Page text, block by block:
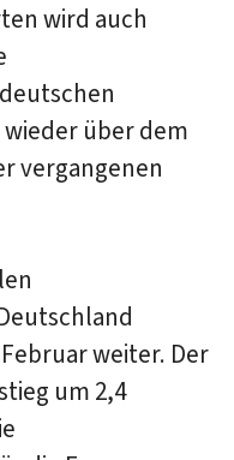
wird auch
über dem
vergangenen
weiter. Der
um 2,4